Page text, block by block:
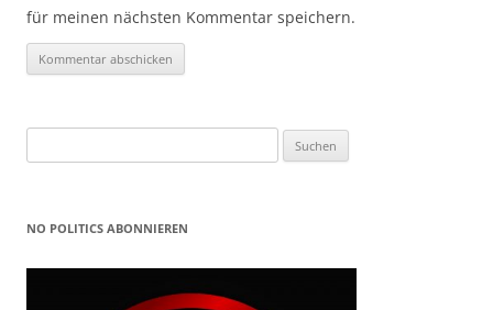
für meinen nächsten Kommentar speichern.
nach:
NO POLITICS ABONNIEREN